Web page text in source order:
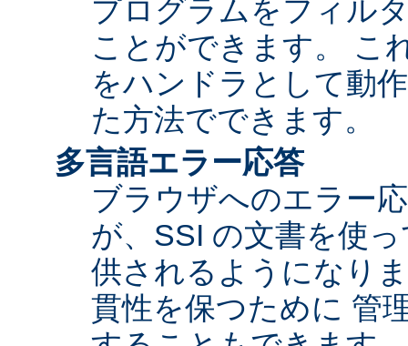
プログラムをフィル
ことができます。 こ
をハンドラとして動
た方法でできます。
多言語エラー応答
ブラウザへのエラー
が、SSI の文書を使
供されるようになり
貫性を保つために 管